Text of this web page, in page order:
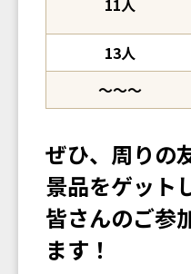
11人
13人
〜〜〜
ぜひ、周りの
景品をゲット
皆さんのご参
ます！